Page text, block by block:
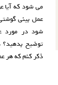
می شود که آیا
عمل بینی
شود در مورد
توضیح بدهید؟
ذکر کنم که هر